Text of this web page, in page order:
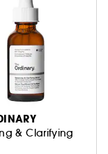
& Clarifying